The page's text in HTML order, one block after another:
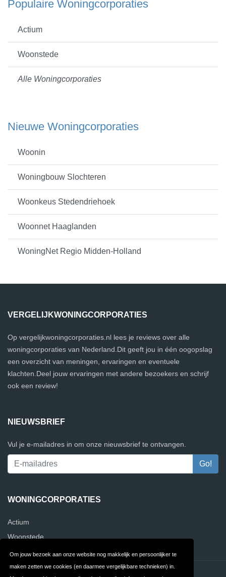
Om jouw bezoek aan onze website nog makkelijk en persoonlijker te
maken zetten we cookies (en daarmee vergelijkbare technieken) in.
Populaire Woningcorporaties
Actium
Woonstede
Alle Woningcorporaties
Nieuwe Woningcorporaties
Woonin
Woningbouw Slochteren
Woonkeus Stedendriehoek
Woonnet Haaglanden
WoningNet Regio Midden-Holland
VERGELIJKWONINGCORPORATIES
Op vergelijkwoningcorporaties.nl lees je reviews over alle
woningcorporaties van Nederland.Dit geeft jou in één oogopslag
een overzicht van meningen, ervaringen en eventuele
klachten.Deel jouw ervaringen met andere bezoekers en schrijf
ook een review!
NIEUWSBRIEF
Vul je e-mailadres in om onze nieuwsbrief te ontvangen.
WONINGCORPORATIES
Actium
Woonstede
Contact Privacy